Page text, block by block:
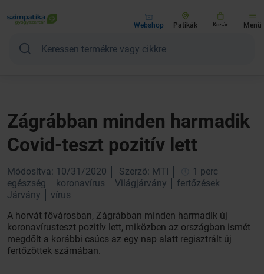
Webshop Patikák Kosár Menü
Zágrábban minden harmadik
Covid-teszt pozitív lett
Módosítva: 10/31/2020 Szerző: MTI
1 perc
egészség
koronavírus Világjárvány
fertőzések
Járvány
vírus
A horvát fővárosban, Zágrábban minden harmadik új
koronavírusteszt pozitív lett, miközben az országban ismét
megdőlt a korábbi csúcs az egy nap alatt regisztrált új
fertőzöttek számában.